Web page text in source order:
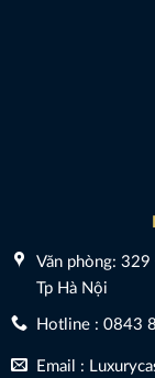
Văn phòng:
Tp Hà Nội
Hotline : 0843
Email :